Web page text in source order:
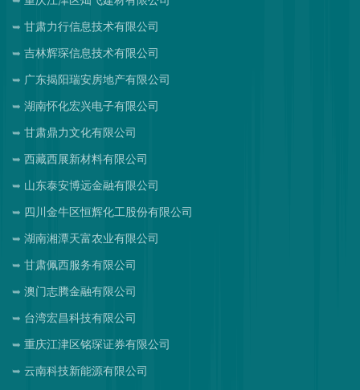
甘肃力行信息技术有限公司
吉林辉琛信息技术有限公司
广东揭阳瑞安房地产有限公司
湖南怀化宏兴电子有限公司
甘肃鼎力文化有限公司
西藏西展新材料有限公司
山东泰安博远金融有限公司
四川金牛区恒辉化工股份有限公司
湖南湘潭天富农业有限公司
甘肃佩西服务有限公司
澳门志腾金融有限公司
台湾宏昌科技有限公司
重庆江津区铭琛证券有限公司
云南科技新能源有限公司